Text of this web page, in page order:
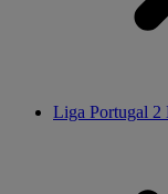
Liga Portugal 2